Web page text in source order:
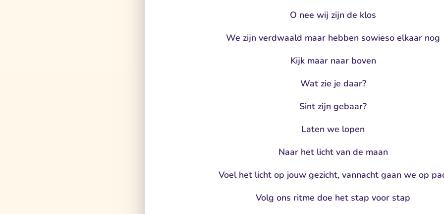
O nee wij zijn de klos
We zijn verdwaald maar hebben sowieso elkaar nog
Kijk maar naar boven
Wat zie je daar?
Sint zijn gebaar?
Laten we lopen
Naar het licht van de maan
Voel het licht op jouw gezicht, vannacht gaan we op
Volg ons ritme doe het stap voor stap